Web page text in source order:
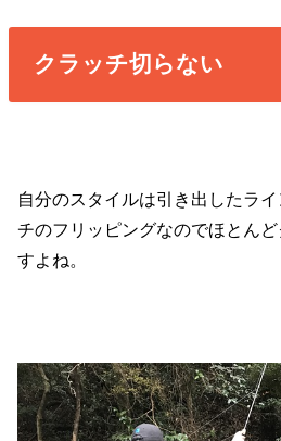
クラッチ切らない
自分のスタイルは引き出したラ
チのフリッピングなのでほとん
すよね。